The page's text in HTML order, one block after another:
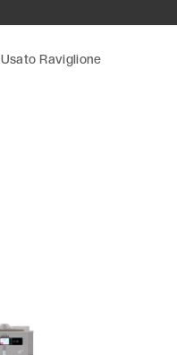
Usato Raviglione